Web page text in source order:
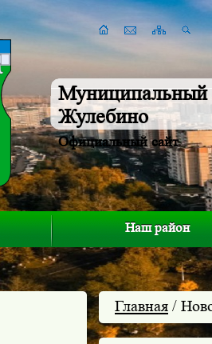
Муниципальный
Жулебино
Официальный сайт
Наш район
Главная /